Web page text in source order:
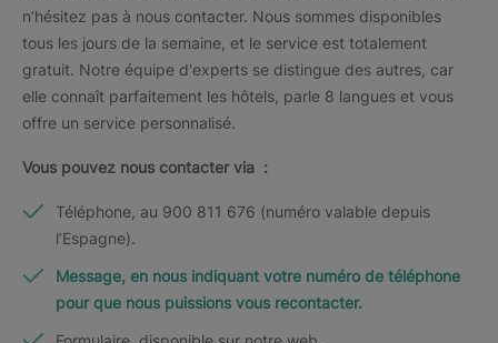
n’hésitez pas à nous contacter. Nous sommes disponibles
tous les jours de la semaine, et le service est totalement
gratuit. Notre équipe d'experts se distingue des autres, car
elle connaît parfaitement les hôtels, parle 8 langues et vous
offre un service personnalisé.
Vous pouvez nous contacter via :
Téléphone, au 900 811 676 (numéro valable depuis
l’Espagne).
Message, en nous indiquant votre numéro de téléphone
pour que nous puissions vous recontacter.